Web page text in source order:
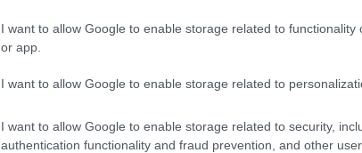
I want to allow Google to enable storage related to functionality
or app.
I want to allow Google to enable storage related to
I want to allow Google to enable storage related to security,
authentication functionality and fraud prevention, and other user
수 있는 운동에 관한 포스팅입니다. 정보 제공 목적으로
다. 우려되는 점이 있으면 항상 의사나 기타 전문 의료진과